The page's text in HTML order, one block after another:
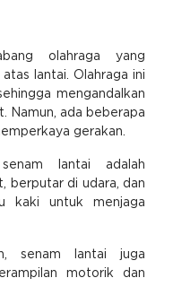
olahraga yang
lantai. Olahraga ini
mengandalkan
Namun, ada beberapa
gerakan.
lantai adalah
berputar di udara, dan
kaki untuk menjaga
senam lantai juga
motorik dan